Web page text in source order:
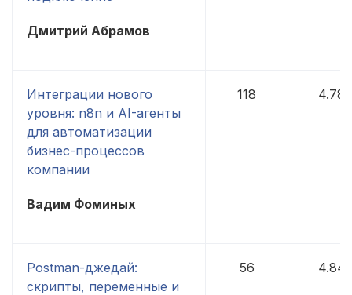
Дмитрий Абрамов
Интеграции нового
уровня: n8n и AI-агенты
для автоматизации
бизнес-процессов
компании
Вадим Фоминых
118 4.78
Postman-джедай:
скрипты, переменные и
56 4.84